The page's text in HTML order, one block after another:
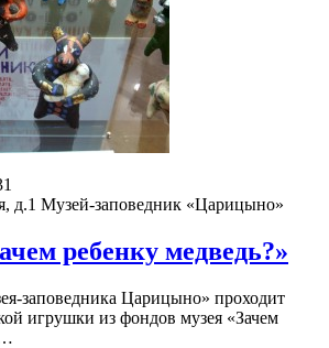
д.1 Музей-заповедник «Царицыно»
ребенку медведь?»
заповедника Царицыно» проходит
игрушки из фондов музея «Зачем
…